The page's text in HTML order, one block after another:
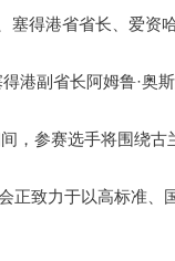
塞得港省省长、爱资
港副省长阿姆鲁·奥
，参赛选手将围绕
正致力于以高标准、